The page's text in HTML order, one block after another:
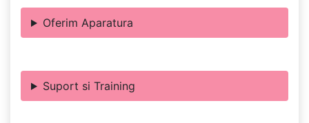
Oferim Aparatura
Suport si Training